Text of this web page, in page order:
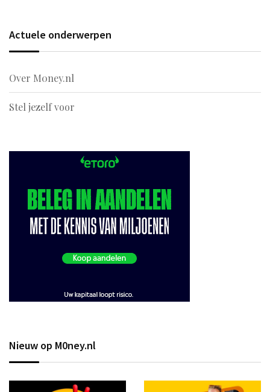
Actuele onderwerpen
Over M0ney.nl
Stel jezelf voor
Nieuw op M0ney.nl